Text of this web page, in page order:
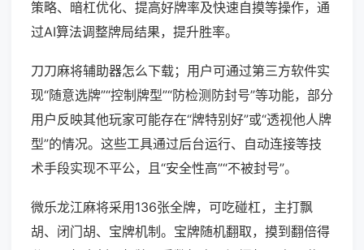
策略、暗杠优化、提高好牌率及快速自摸等操作，通
过AI算法调整牌局结果，提升胜率。
刀刀麻将辅助器怎么下载；用户可通过第三方软件实
现“随意选牌”“控制牌型”“防检测防封号”等功能，部分
用户反映其他玩家可能存在“牌特别好”或“透视他人牌
型”的情况。这些工具通过后台运行、自动连接等技
术手段实现不平公，且“安全性高”“不被封号”。
微乐龙江麻将采用136张全牌，可吃碰杠，主打飘
胡、闭门胡、宝牌机制。宝牌随机翻取，摸到翻倍得